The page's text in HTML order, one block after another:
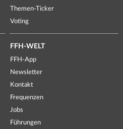
Themen-Ticker
Voting
FFH-WELT
FFH-App
Newsletter
Kontakt
Frequenzen
Jobs
Führungen